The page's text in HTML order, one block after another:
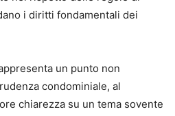
i diritti fondamentali dei
un punto non
condominiale, al
chiarezza su un tema sovente